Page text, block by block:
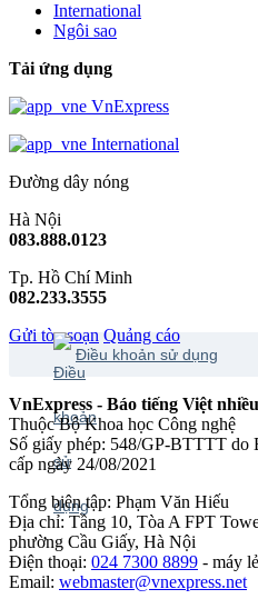
International
Ngôi sao
Tải ứng dụng
VnExpress
International
Đường dây nóng
Hà Nội
083.888.0123
Tp. Hồ Chí Minh
082.233.3555
Gửi tòa soạn Quảng cáo
Điều khoản sử dụng
VnExpress - Báo tiếng Việt
Thuộc Bộ Khoa học Công nghệ
Số giấy phép: 548/GP-BTTTT do
cấp ngày 24/08/2021
Tổng biên tập: Phạm Văn Hiếu
Địa chỉ: Tầng 10, Tòa A FPT
phường Cầu Giấy, Hà Nội
Điện thoại: 024 7300 8899 - máy
Email: webmaster@vnexpress.net